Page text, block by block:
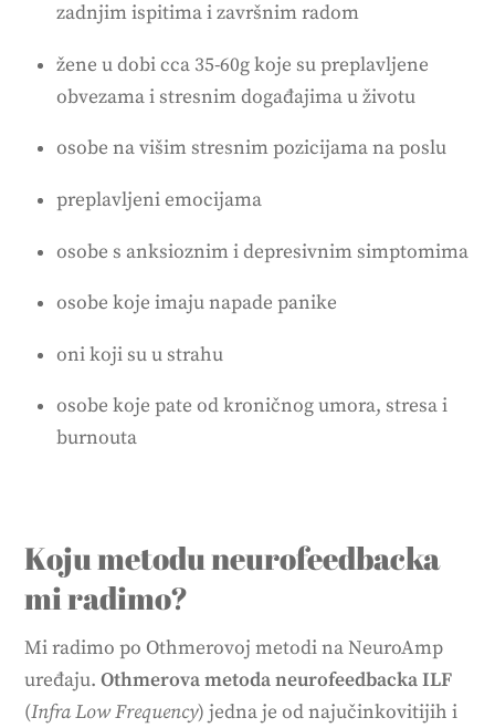
zadnjim ispitima i završnim radom
žene u dobi cca 35-60g koje su preplavljene
obvezama i stresnim događajima u životu
osobe na višim stresnim pozicijama na poslu
preplavljeni emocijama
osobe s anksioznim i depresivnim simptomima
osobe koje imaju napade panike
oni koji su u strahu
osobe koje pate od kroničnog umora, stresa i
burnouta
Koju metodu neurofeedbacka
mi radimo?
Mi radimo po Othmerovoj metodi na NeuroAmp
uređaju.Othmerova metoda neurofeedbacka ILF
(Infra Low Frequency) jedna je od najučinkovitijih i